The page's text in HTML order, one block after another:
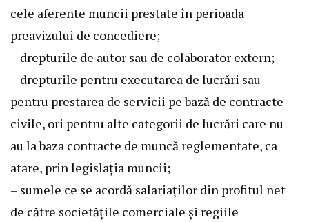
cele aferente muncii prestate în perioada
preavizului de concediere;
– drepturile de autor sau de colaborator extern;
– drepturile pentru executarea de lucrări sau
pentru prestarea de servicii pe bază de contracte
civile, ori pentru alte categorii de lucrări care nu
au la baza contracte de muncă reglementate, ca
atare, prin legislaţia muncii;
– sumele ce se acordă salariaţilor din profitul net
de către societăţile comerciale şi regiile